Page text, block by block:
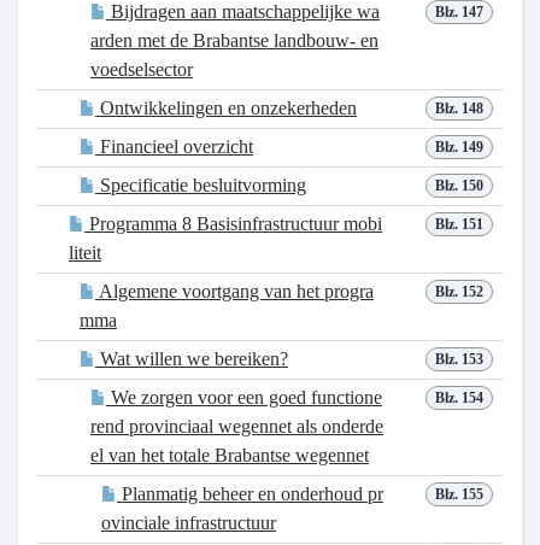
Blz. 147
Bijdragen aan maatschappelijke wa
arden met de Brabantse landbouw- en
voedselsector
Blz. 148
Ontwikkelingen en onzekerheden
Blz. 149
Financieel overzicht
Blz. 150
Specificatie besluitvorming
Blz. 151
Programma 8 Basisinfrastructuur mobi
liteit
Blz. 152
Algemene voortgang van het progra
mma
Blz. 153
Wat willen we bereiken?
Blz. 154
We zorgen voor een goed functione
rend provinciaal wegennet als onderde
el van het totale Brabantse wegennet
Blz. 155
Planmatig beheer en onderhoud pr
ovinciale infrastructuur